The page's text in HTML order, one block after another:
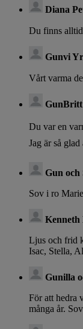
Diana
Du finns
Gunvi
Vårt varma
Du var en
Jag är så
Gun och
Sov i ro
Kenneth
Ljus och frid
Isac, Stella,
Gunilla
För att hedra
många år.